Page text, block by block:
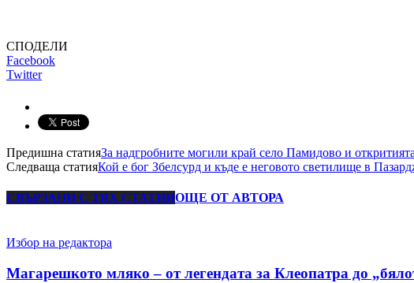
СПОДЕЛИ
Facebook
Twitter
Предишна статияЗа надгробните могили край село Памидово и
Следваща статияКой е бог Збелсурд и къде е неговото светилище в
СВЪРЗАНИ С ТЯХ СТАТИИОЩЕ ОТ АВТОРА
Избор на редактора
Магарешкото мляко – от легендата за Клеопатра до